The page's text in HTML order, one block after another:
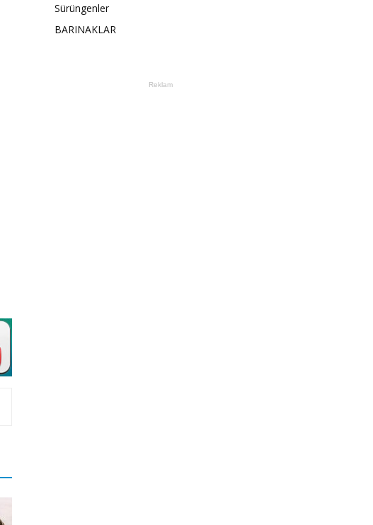
Sürüngenler
BARINAKLAR
Reklam